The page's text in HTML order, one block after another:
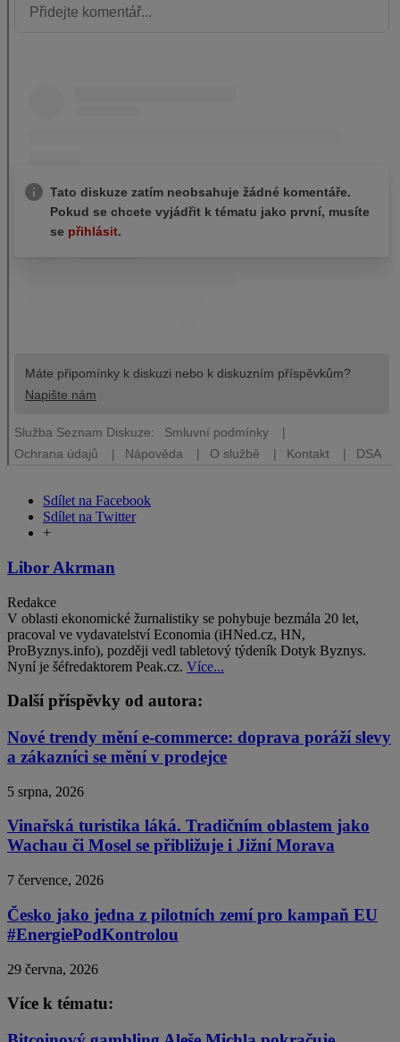
Sdílet na Facebook
Sdílet na Twitter
+
Libor Akrman
Redakce
V oblasti ekonomické žurnalistiky se pohybuje bezmála 20 let,
pracoval ve vydavatelství Economia (iHNed.cz, HN,
ProByznys.info), později vedl tabletový týdeník Dotyk Byznys.
Nyní je šéfredaktorem Peak.cz. Více...
Další příspěvky od autora:
Nové trendy mění e-commerce: doprava poráží slevy
a zákazníci se mění v prodejce
5 srpna, 2026
Vinařská turistika láká. Tradičním oblastem jako
Wachau či Mosel se přibližuje i Jižní Morava
7 července, 2026
Česko jako jedna z pilotních zemí pro kampaň EU
#EnergiePodKontrolou
29 června, 2026
Více k tématu: